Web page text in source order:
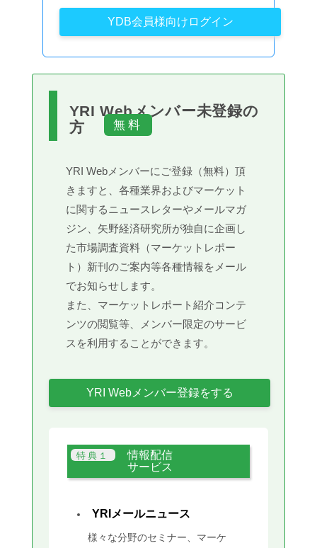
YDB会員様向けログイン
YRI Webメンバー未登録の
方
YRI Webメンバーにご登録（無料）頂
きますと、各種業界およびマーケット
に関するニュースレターやメールマガ
ジン、矢野経済研究所が独自に企画し
た市場調査資料（マーケットレポー
ト）新刊のご案内等各種情報をメール
でお知らせします。
また、マーケットレポート紹介コンテ
ンツの閲覧等、メンバー限定のサービ
スを利用することができます。
YRI Webメンバー登録をする
情報配信
サービス
YRIメールニュース
様々な分野のセミナー、マーケ